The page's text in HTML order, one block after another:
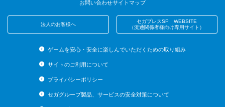
お問い合わせサイトマップ
法人のお客様へ
セガプレスSP WEBSITE
（流通関係者様向け専用サイト）
ゲームを安心・安全に楽しんでいただくための取り組み
サイトのご利用について
プライバシーポリシー
セガグループ製品、サービスの安全対策について